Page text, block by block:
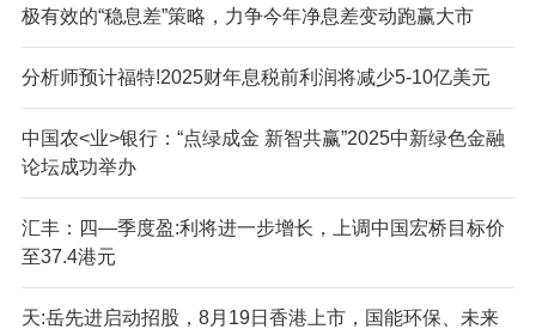
极有效的“稳息差”策略，力争今年净息差变动跑赢大市
分析师预计福特!2025财年息税前利润将减少5-10亿美元
中国农<业>银行：“点绿成金 新智共赢”2025中新绿色金融
论坛成功举办
汇丰：四—季度盈:利将进一步增长，上调中国宏桥目标价
至37.4港元
天:岳先进启动招股，8月19日香港上市，国能环保、未来